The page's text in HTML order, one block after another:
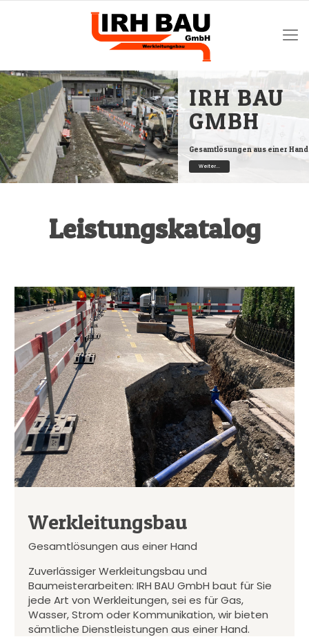
IRH BAU
GMBH
Gesamtlösungen aus einer
Weiter...
Leistungskatalog
Werkleitungsbau
Gesamtlösungen aus einer Hand
Zuverlässiger Werkleitungsbau und
Baumeisterarbeiten: IRH BAU GmbH baut für Sie
jede Art von Werkleitungen, sei es für Gas,
Wasser, Strom oder Kommunikation, wir bieten
sämtliche Dienstleistungen aus einer Hand.